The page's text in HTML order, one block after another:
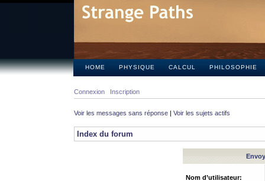
HOME PHYSIQUE CALCUL PHILOSOPHIE
Connexion Inscription
Voir les messages sans réponse | Voir les sujets actifs
Index du forum
Nom d’utilisateur: